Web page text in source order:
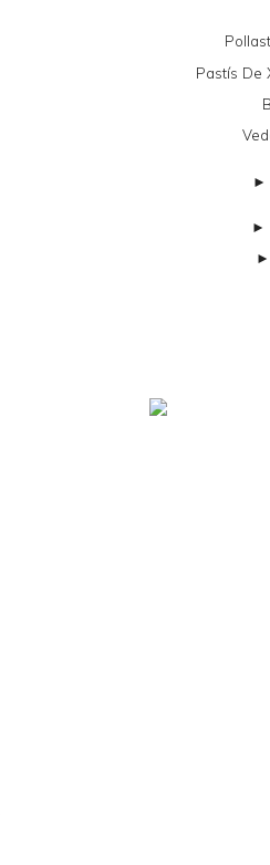
Pastís De
►
►